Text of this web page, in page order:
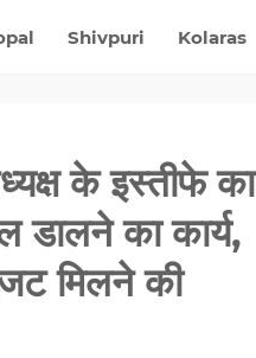
Shivpuri Kolaras
के इस्तीफे का
डालने का कार्य,
मिलने की